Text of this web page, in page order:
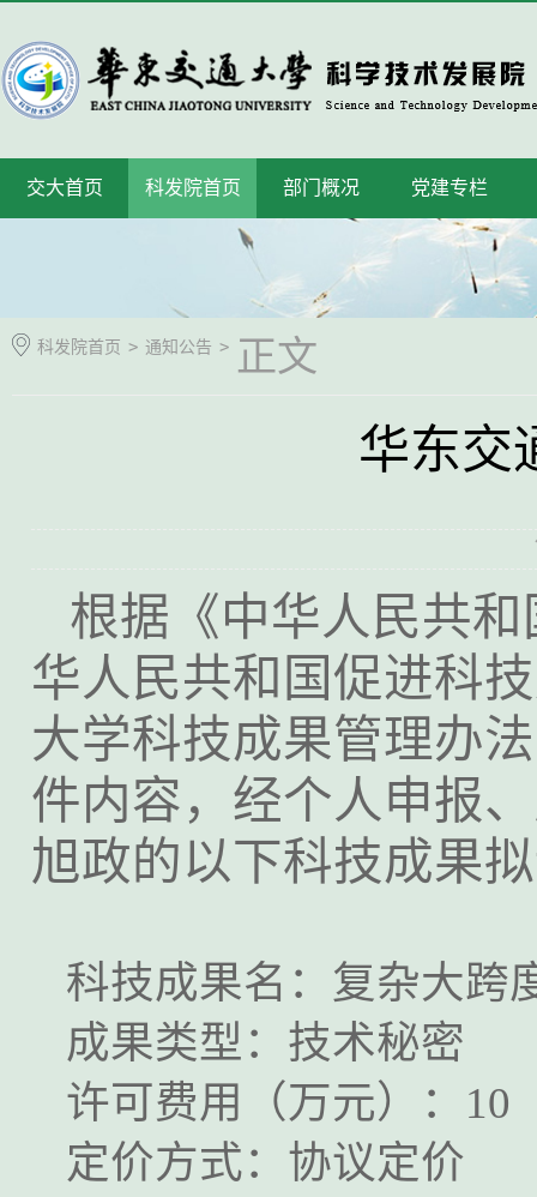
交大首页 科发院首页 部门概况 党建专栏
科发院首页 > 通知公告 > 正文
华东交
根据《中华人民共
华人民共和国促进科
大学科技成果管理办
件内容，经个人申报
旭政的以下科技成果
科技成果名：复杂大跨
成果类型：技术秘密
许可费用（万元）： 10
定价方式：协议定价